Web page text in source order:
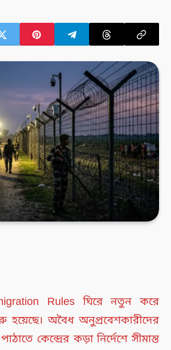
Rules ঘিরে নতুন করে
হয়েছে। অবৈধ অনুপ্রবেশকারীদের
কেন্দ্রের কড়া নির্দেশে সীমান্ত